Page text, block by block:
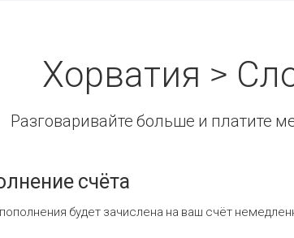
Хорватия >
Разговаривайте больше и платите
счёта
будет зачислена на ваш счёт